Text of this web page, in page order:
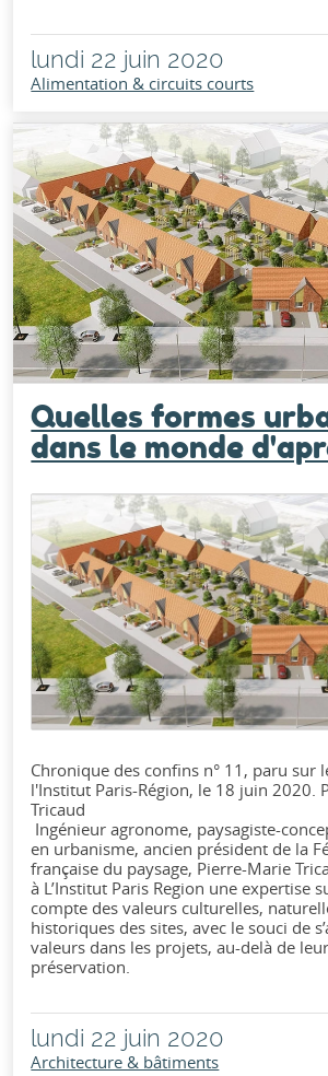
lundi 22 juin 2020
Alimentation & circuits courts
Quelles formes
dans le monde
Chronique des confins n° 11, paru sur
l'Institut Paris-Région, le 18 juin 2020.
Tricaud
Ingénieur agronome, paysagiste-
en urbanisme, ancien président de la
française du paysage, Pierre-Marie
à L’Institut Paris Region une expertise
compte des valeurs culturelles,
historiques des sites, avec le souci de
valeurs dans les projets, au-delà de
préservation.
lundi 22 juin 2020
Architecture & bâtiments